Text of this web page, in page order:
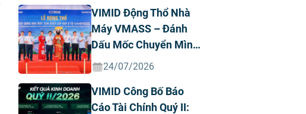
Nhân
VIMID Động Thổ Nhà
Máy VMASS – Đánh
Dấu Mốc Chuyển Mình
Chiến Lược
24/07/2026
VIMID Công Bố Báo
Cáo Tài Chính Quý II: